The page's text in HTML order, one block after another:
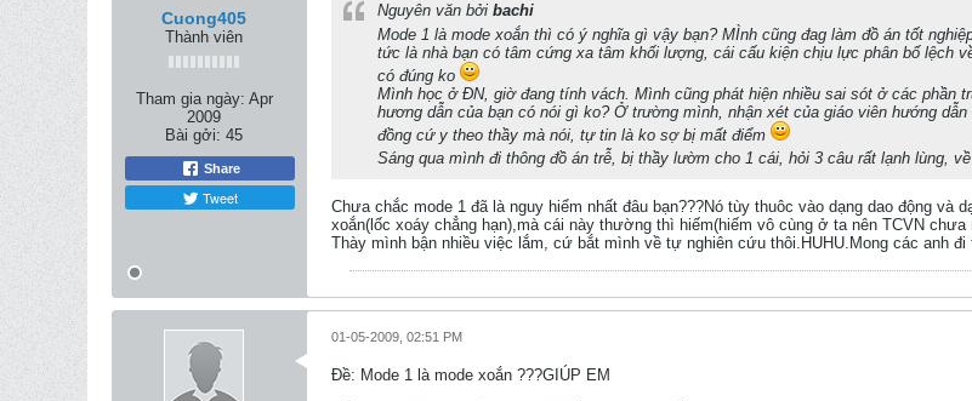
Cuong405
Thành viên
Tham gia ngày: Apr
2009
Bài gởi: 45
Share
Tweet
Nguyên văn bởi bachi
Mode 1 là mode xoắn thì có ý nghĩa gì vậy bạn? MÌnh cũng đag làm đồ án tốt
tức là nhà bạn có tâm cứng xa tâm khối lượng, cái cấu kiện chịu lực phân bố lệch
có đúng ko
Mình học ở ĐN, giờ đang tính vách. Mình cũng phát hiện nhiều sai sót ở các phần
hương dẫn của bạn có nói gì ko? Ở trường mình, nhận xét của giáo viên hướng
đồng cứ y theo thầy mà nói, tự tin là ko sợ bị mất điểm
Sáng qua mình đi thông đồ án trễ, bị thầy lườm cho 1 cái, hỏi 3 câu rất lạnh lùng,
Chưa chắc mode 1 đã là nguy hiểm nhất đâu bạn???Nó tùy thuôc vào dạng dao động
xoắn(lốc xoáy chẳng hạn),mà cái này thường thì hiếm(hiếm vô cùng ở ta nên TCVN
Thày mình bận nhiều việc lắm, cứ bắt mình về tự nghiên cứu thôi.HUHU.Mong các anh
01-05-2009, 02:51 PM
Ðề: Mode 1 là mode xoắn ???GIÚP EM